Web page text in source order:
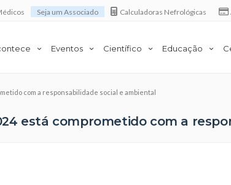
Seja um Associado Calculadoras Nefrológicas
Eventos Científico Educação
com a responsabilidade social e ambiental
está comprometido com a